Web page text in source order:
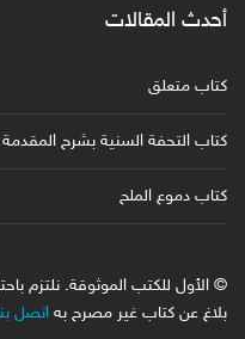
أحدث المقالات
كتاب متعلق
كتاب التحفة السنية بشرح المقدمة
كتاب دموع الملح
© الأول للكتب الموثوقة. نلتزم
بلاغ عن كتاب غير مصرح به اتصل